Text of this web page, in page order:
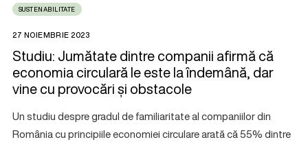
SUSTENABILITATE
27 NOIEMBRIE 2023
Studiu: Jumătate dintre companii afirmă că
economia circulară le este la îndemână, dar
vine cu provocări și obstacole
Un studiu despre gradul de familiaritate al companiilor din
România cu principiile economiei circulare arată că 55% dintre